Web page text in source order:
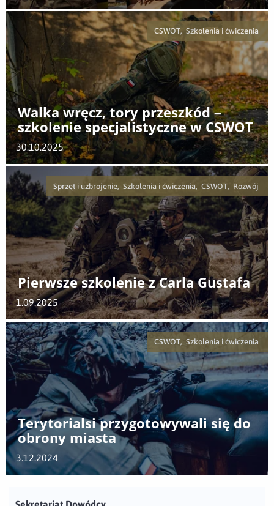
CSWOT, Szkolenia i ćwiczenia
Walka wręcz, tory przeszkód –
szkolenie specjalistyczne w CSWOT
30.10.2025
Sprzęt i uzbrojenie, Szkolenia i ćwiczenia, CSWOT, Rozwój
Pierwsze szkolenie z Carla Gustafa
1.09.2025
CSWOT, Szkolenia i ćwiczenia
Terytorialsi przygotowywali się do
obrony miasta
3.12.2024